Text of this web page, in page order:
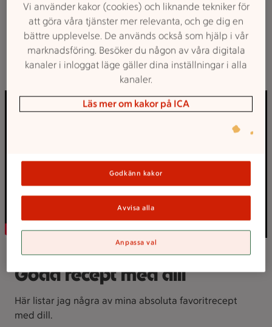
Hur odlar man dill?
Följ med mig till en dillodling och se hur dillen blir till
här!
Goda recept med dill
Här listar jag några av mina absoluta favoritrecept
med dill.
Vi använder kakor (cookies) och liknande tekniker för
att göra våra tjänster mer relevanta, och ge dig en
bättre upplevelse. De används också som hjälp i vår
marknadsföring. Besöker du någon av våra digitala
kanaler i inloggat läge gäller dina inställningar i alla
kanaler.
Läs mer om kakor på ICA
Godkänn kakor
Avvisa alla
Anpassa val